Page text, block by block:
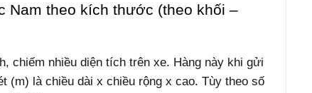
Nam theo kích thước (theo khối –
chiếm nhiều diện tích trên xe. Hàng này khi gửi
(m) là chiều dài x chiều rộng x cao. Tùy theo số